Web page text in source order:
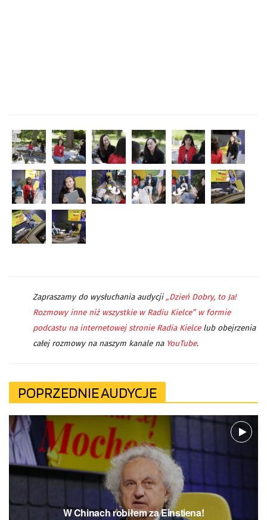
Zapraszamy do wysłuchania audycji„Dzień Dobry, to Ja!
Rozmowy inne niż wszystkie w Radiu Kielce” w formie
podcastu na internetowej stronie Radia Kielcelub obejrzenia
całej rozmowy na naszym kanale na YouTube.
POPRZEDNIE AUDYCJE
W Chinach robiłem za Einstiena!